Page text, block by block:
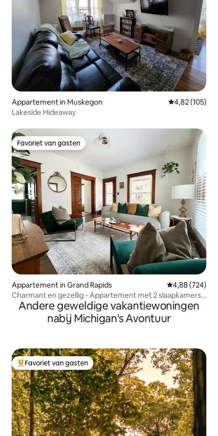
Appartement in Muskegon Gemiddelde
4,82 (105)
Lakeside Hideaway
Favoriet van gasten
Favoriet van gasten
Appartement in Grand Rapids Gemiddelde
4,88 (724)
Charmant en gezellig - Appartement met 2 slaapkamers
bij Heritage Hill
Andere geweldige vakantiewoningen
nabij Michigan's Avontuur
Topfavoriet van gasten
Favoriet van gasten